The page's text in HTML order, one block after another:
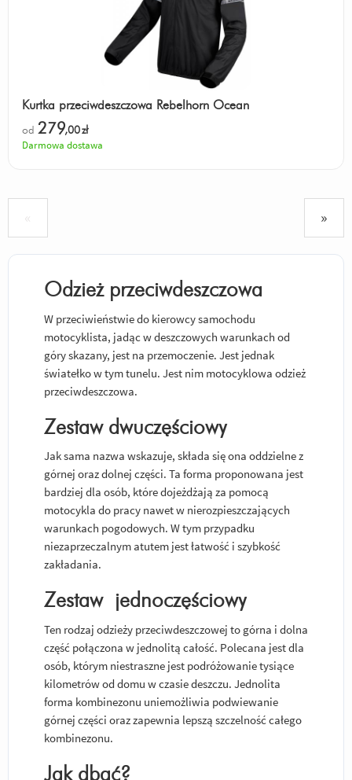
Kurtka przeciwdeszczowa Rebelhorn Ocean
od 279,00zł
Darmowa dostawa
« »
Odzież przeciwdeszczowa
W przeciwieństwie do kierowcy samochodu
motocyklista, jadąc w deszczowych warunkach od
góry skazany, jest na przemoczenie. Jest jednak
światełko w tym tunelu. Jest nim motocyklowa odzież
przeciwdeszczowa.
Zestaw dwuczęściowy
Jak sama nazwa wskazuje, składa się ona oddzielne z
górnej oraz dolnej części. Ta forma proponowana jest
bardziej dla osób, które dojeżdżają za pomocą
motocykla do pracy nawet w nierozpieszczających
warunkach pogodowych. W tym przypadku
niezaprzeczalnym atutem jest łatwość i szybkość
zakładania.
Zestaw jednoczęściowy
Ten rodzaj odzieży przeciwdeszczowej to górna i dolna
część połączona w jednolitą całość. Polecana jest dla
osób, którym niestraszne jest podróżowanie tysiące
kilometrów od domu w czasie deszczu. Jednolita
forma kombinezonu uniemożliwia podwiewanie
górnej części oraz zapewnia lepszą szczelność całego
kombinezonu.
Jak dbać?